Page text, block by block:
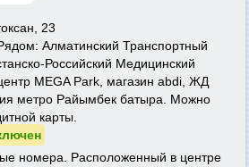
23
Алматинский Транспортный
Российский Медицинский
MEGA Park, магазин abdi, ЖД
метро Райымбек батыра. Можно
карты.
номера. Расположенный в центре